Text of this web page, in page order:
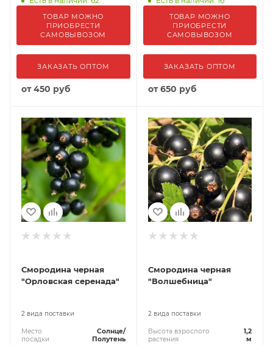
ТОВАР МОЖНО
ПРИОБРЕСТИ
САМОВЫВОЗОМ
ЗАКАЗАТЬ ОПТОМ
от450 руб
ТОВАР МОЖНО
ПРИОБРЕСТИ
САМОВЫВОЗОМ
ЗАКАЗАТЬ ОПТОМ
от650 руб
Смородина черная
"Орловская серенада"
2 вида поставки
Место
посадки
Солнце/
Полутень
Смородина черная
"Волшебница"
2 вида поставки
Высота взрослого
растения
1,2
м